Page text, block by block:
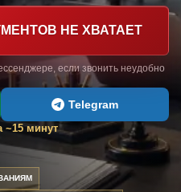
НЕ ХВАТАЕТ
если звонить неудобно
Telegram
~15 минут